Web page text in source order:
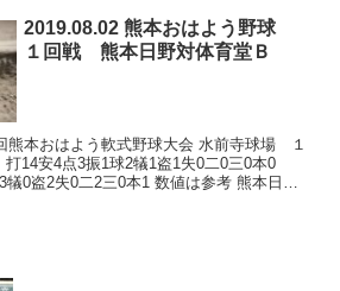
2019.08.02 熊本おはよう野球
１回戦 熊本日野対体育堂Ｂ
熊本おはよう軟式野球大会 水前寺球場 １
14安4点3振1球2犠1盗1失0二0三0本0
犠0盗2失0二2三0本1 数値は参考 熊本日